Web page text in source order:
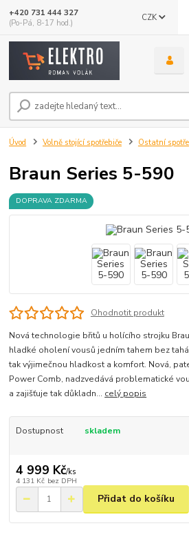
CZK
+420 731 444 327
(Po-Pá, 8-17 hod.)
Úvod Volně stojící spotřebiče Ostatní
Braun Series 5-590
DOPRAVA ZDARMA
Ohodnotit produkt
Nová technologie břitů u holícího strojku
hladké oholení vousů jedním tahem bez
tak výjimečnou hladkost a komfort. Nová,
Power Comb, nadzvedává problematické
a zajišťuje tak důkladn... celý popis
Dostupnost skladem
4 999 Kč/ks
4 131 Kč bez DPH
Přidat do košíku